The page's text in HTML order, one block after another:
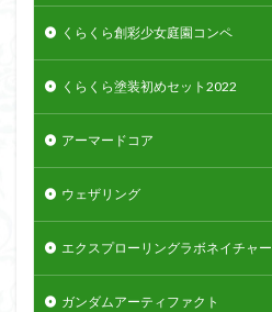
くらくら創彩少女庭園コンペ
くらくら塗装初めセット2022
アーマードコア
ウェザリング
エクスプローリングラボネイチャー
ガンダムアーティファクト